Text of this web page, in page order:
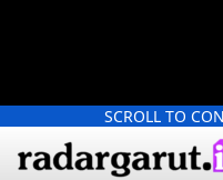
SCROLL TO